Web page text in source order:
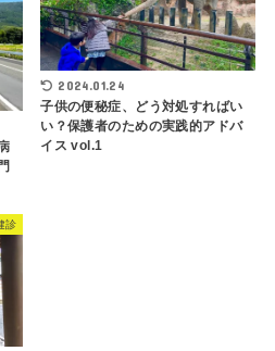
2024.01.24
子供の便秘症、どう対処すればい
い？保護者のための実践的アドバ
イス vol.1
診